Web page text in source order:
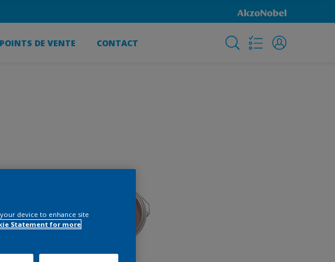
POINTS DE VENTE CONTACT
device to enhance site
Statement for more